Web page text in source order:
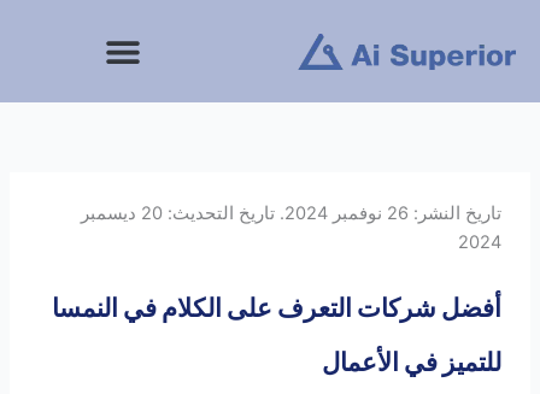
المحتوى
تاريخ النشر: 26 نوفمبر 2024. تاريخ التحديث: 20 ديسمبر
2024
أفضل شركات التعرف على الكلام في النمسا
للتميز في الأعمال